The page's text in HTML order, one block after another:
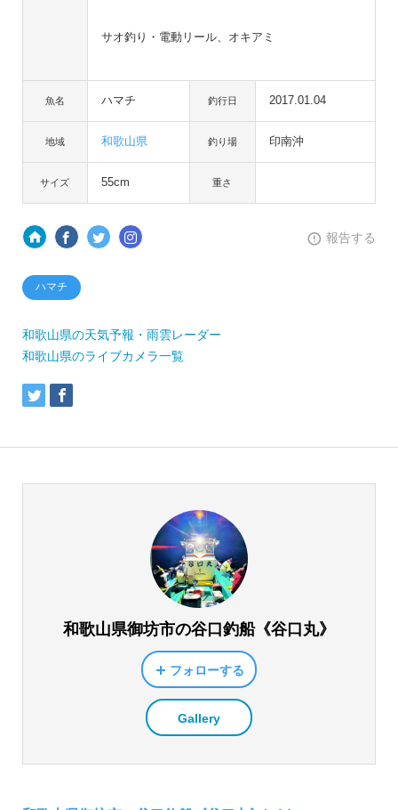
サオ釣り・電動リール、オキアミ
魚名 ハマチ 釣行日 2017.01.04
地域 和歌山県 釣り場 印南沖
サイズ 55cm 重さ
報告する
ハマチ
和歌山県の天気予報・雨雲レーダー
和歌山県のライブカメラ一覧
和歌山県御坊市の谷口釣船《谷口丸》
フォローする
Gallery